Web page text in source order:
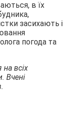
в їх
засихають і
погода та
на всіх
Вчені